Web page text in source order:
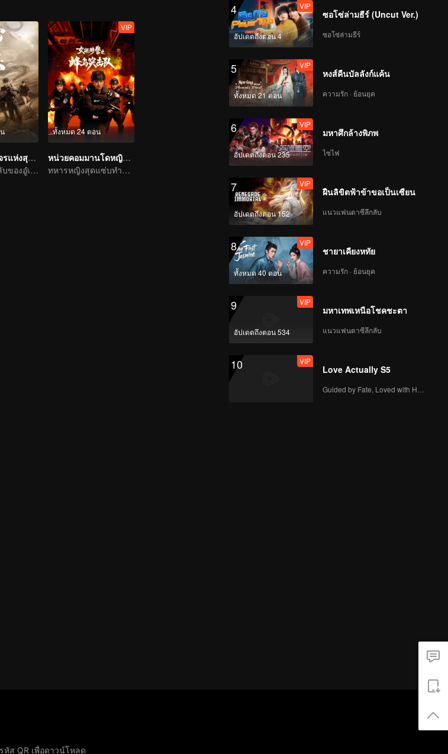
ตำนานจอมโจรแห่งสุสานทะเลทราย
ภารกิจไขคดีลับของอู๋เหล่ยฉินห้าว
ทั้งหมด 24 ตอน
VIP
หน่วยคอมมานโดหญิงแกร่ง
ทหารหญิงสุดแซ่บทำลายล้างเหล่าร้าย
4
อัปเดตถึงตอน 4
VIP
ซอโซ่ล่ามธีร์ (Uncut Ver.)
ซอโซ่ล่ามธีร์
5
ทั้งหมด 21 ตอน
VIP
หงส์คืนบัลลังก์แค้น
ความรัก · ย้อนยุค
6
อัปเดตถึงตอน 235
VIP
มหาศึกล้างพิภพ
ไซไฟ
7
อัปเดตถึงตอน 152
VIP
ฝืนลิขิตฟ้าข้าขอเป็นเซียน
แนวแฟนตาซีลึกลับ
8
ทั้งหมด 40 ตอน
VIP
ชายาเคียงหทัย
ความรัก · ย้อนยุค
9
อัปเดตถึงตอน 534
VIP
มหาเทพเหนือโชคชะตา
แนวแฟนตาซีลึกลับ
10 VIP
Love Actually S5
หัส QR เพื่อดาวน์โหลด